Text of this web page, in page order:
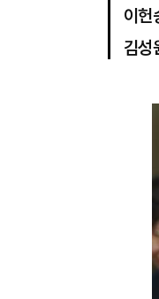
이헌
김성